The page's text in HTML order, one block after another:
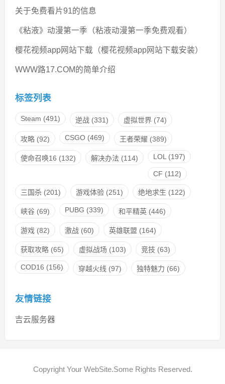
关于免费看片91的信息
《粘液》动漫第一季（粘液动漫第一季免费观看）
樱花视频app网站下载（樱花视频app网站下载安装）
WWW路17.COM的简单介绍
标签列表
Steam (491) 逆战(331) 虚拟世界(74)
攻略(92) CSGO(469) 王者荣耀 (389)
使命召唤16 (132) 解决办法 (114) LOL(197)
CF (112)
三国杀(201) 游戏体验(251) 绝地求生 (122)
峡谷(69) PUBG (339) 和平精英(446)
游戏(82) 激战(60) 英雄联盟 (164)
获取攻略(65) 虚拟战场 (103) 竞技 (63)
COD16 (156) 穿越火线 (97) 独特魅力 (66)
友情链接
吉云服务器
Copyright Your WebSite.Some Rights Reserved.